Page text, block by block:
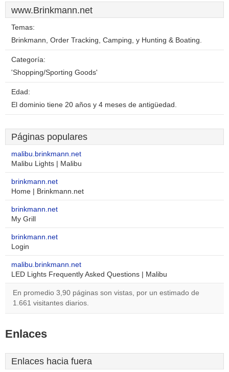
www.Brinkmann.net
Temas:
Brinkmann, Order Tracking, Camping, y Hunting & Boating.
Categoría:
'Shopping/Sporting Goods'
Edad:
El dominio tiene 20 años y 4 meses de antigüedad.
Páginas populares
malibu.brinkmann.net
Malibu Lights | Malibu
brinkmann.net
Home | Brinkmann.net
brinkmann.net
My Grill
brinkmann.net
Login
malibu.brinkmann.net
LED Lights Frequently Asked Questions | Malibu
En promedio 3,90 páginas son vistas, por un estimado de
1.661 visitantes diarios.
Enlaces
Enlaces hacia fuera